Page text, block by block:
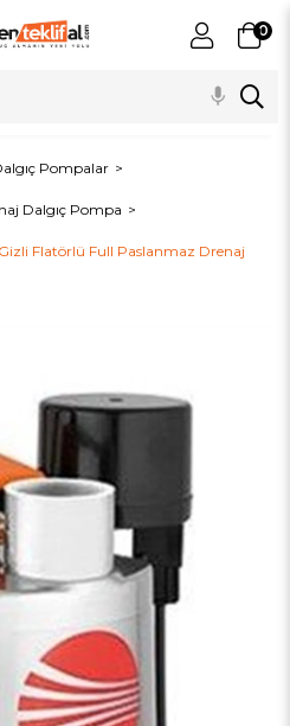
0
Pompalar
Dalgıç Pompa
Flatörlü Full Paslanmaz Drenaj